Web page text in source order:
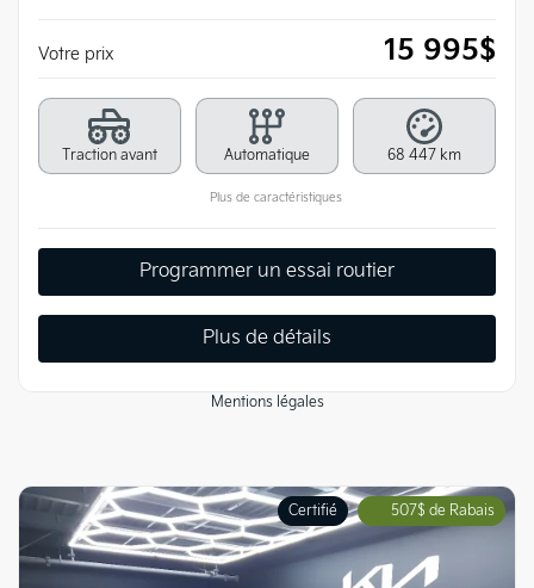
Votre prix 15 995$
Traction avant Automatique 68 447 km
Plus de caractéristiques
Programmer un essai routier
Plus de détails
Mentions légales
Certifié 507$ de Rabais